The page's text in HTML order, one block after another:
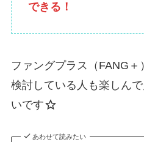
できる！
ファングプラス（FANG＋
検討している人も楽しん
いです
あわせて読みたい